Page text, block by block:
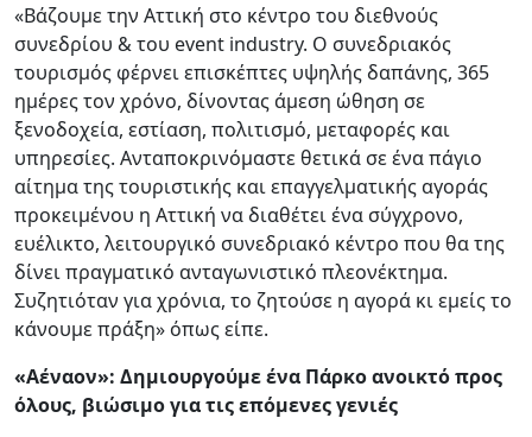
«Βάζουμε την Αττική στο κέντρο του διεθνούς
συνεδρίου & του event industry. Ο συνεδριακός
τουρισμός φέρνει επισκέπτες υψηλής δαπάνης, 365
ημέρες τον χρόνο, δίνοντας άμεση ώθηση σε
ξενοδοχεία, εστίαση, πολιτισμό, μεταφορές και
υπηρεσίες. Ανταποκρινόμαστε θετικά σε ένα πάγιο
αίτημα της τουριστικής και επαγγελματικής αγοράς
προκειμένου η Αττική να διαθέτει ένα σύγχρονο,
ευέλικτο, λειτουργικό συνεδριακό κέντρο που θα της
δίνει πραγματικό ανταγωνιστικό πλεονέκτημα.
Συζητιόταν για χρόνια, το ζητούσε η αγορά κι εμείς το
κάνουμε πράξη» όπως είπε.
«Αέναον»: Δημιουργούμε ένα Πάρκο ανοικτό προς
όλους, βιώσιμο για τις επόμενες γενιές